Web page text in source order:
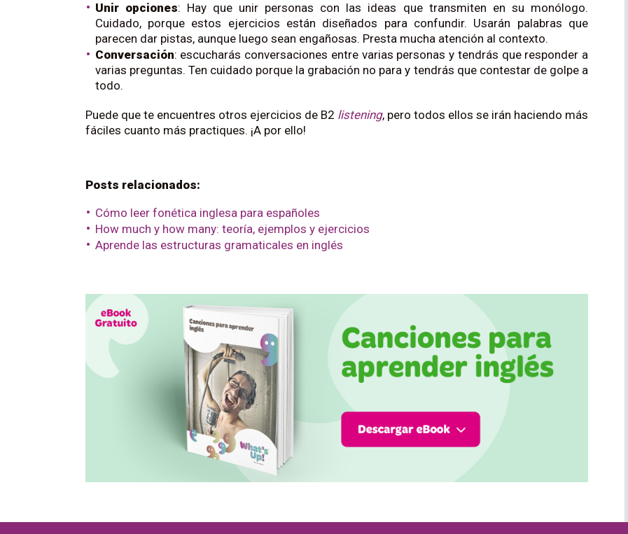
Unir opciones: Hay que unir personas con las ideas que transmiten en su monólogo.
Cuidado, porque estos ejercicios están diseñados para confundir. Usarán palabras que
parecen dar pistas, aunque luego sean engañosas. Presta mucha atención al contexto.
Conversación: escucharás conversaciones entre varias personas y tendrás que responder a
varias preguntas. Ten cuidado porque la grabación no para y tendrás que contestar de golpe a
todo.
Puede que te encuentres otros ejercicios de B2 listening, pero todos ellos se irán haciendo más
fáciles cuanto más practiques. ¡A por ello!
Posts relacionados:
Cómo leer fonética inglesa para españoles
How much y how many: teoría, ejemplos y ejercicios
Aprende las estructuras gramaticales en inglés